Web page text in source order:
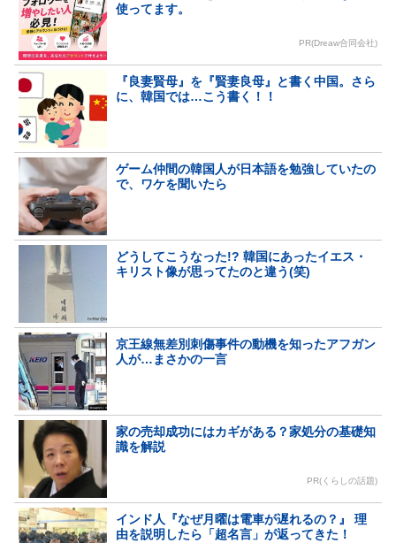
使ってます。
PR(Dreaw合同会社)
『良妻賢母』を『賢妻良母』と書く中国。さら
に、韓国では…こう書く！！
ゲーム仲間の韓国人が日本語を勉強していたの
で、ワケを聞いたら
どうしてこうなった!? 韓国にあったイエス・
キリスト像が思ってたのと違う(笑)
京王線無差別刺傷事件の動機を知ったアフガン
人が…まさかの一言
家の売却成功にはカギがある？家処分の基礎知
識を解説
PR(くらしの話題)
インド人『なぜ月曜は電車が遅れるの？』 理
由を説明したら「超名言」が返ってきた！